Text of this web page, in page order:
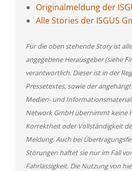
Originalmeldung der
Alle Stories der ISGUS
Für die oben stehende Story ist
angegebene Herausgeber (siehe
verantwortlich. Dieser ist in der
Pressetextes, sowie der
Medien- und
Network GmbH übernimmt keine
Korrektheit oder Vollständigkeit
Meldung. Auch bei
Störungen haftet sie nur im Fall
Fahrlässigkeit. Die Nutzung von